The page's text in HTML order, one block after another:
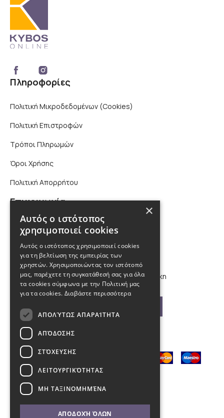
Πληροφορίες
Πολιτική Μικροδεδομένων (Cookies)
Πολιτική Επιστροφών
Τρόποι Πληρωμών
Όροι Χρήσης
Πολιτική Απορρήτου
Επικοινωνία
210 9880988, 2310 224 460
info@kybosonline.gr
Εθνικής Αμύνης 44, 54621, Θεσσαλονίκη
×
Αυτός ο ιστότοπος
χρησιμοποιεί cookies
Αυτός ο ιστότοπος χρησιμοποιεί cookies
για τη βελτίωση της εμπειρίας των
χρηστών. Χρησιμοποιώντας τον ιστότοπό
μας, παρέχετε τη συγκατάθεσή σας για όλα
τα cookies σύμφωνα με την Πολιτική μας
για τα cookies. Διαβάστε περισσότερα
ΑΠΟΛΎΤΩΣ ΑΠΑΡΑΊΤΗΤΑ
ΑΠΌΔΟΣΗΣ
ΣΤΌΧΕΥΣΗΣ
ΛΕΙΤΟΥΡΓΙΚΌΤΗΤΑΣ
ΜΗ ΤΑΞΙΝΟΜΗΜΈΝΑ
ΑΠΟΔΟΧΉ ΌΛΩΝ